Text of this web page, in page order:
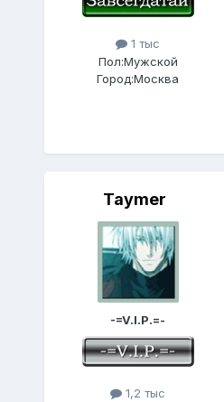
1 тыс
Пол:Мужской
Город:Москва
Taymer
-=V.I.P.=-
1,2 тыс